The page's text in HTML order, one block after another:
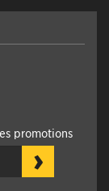
promotions
›